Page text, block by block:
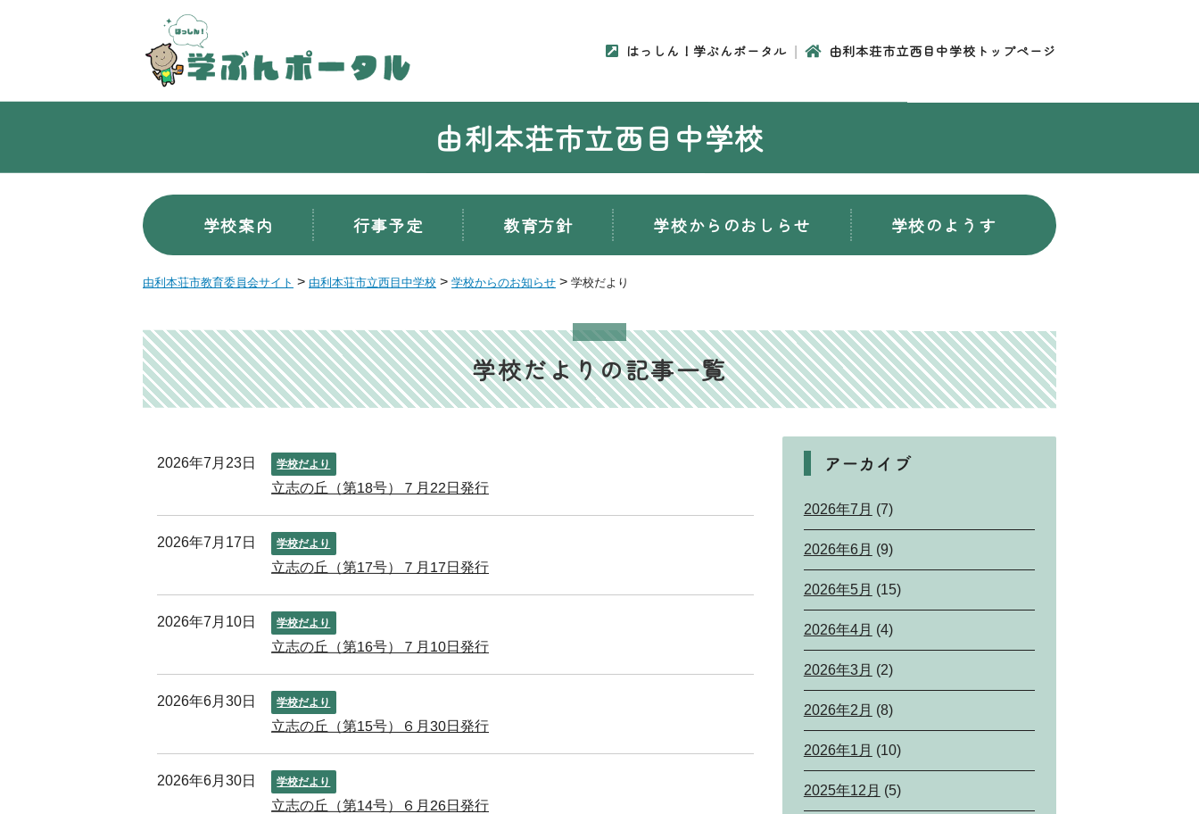
はっしん！学ぶんポータル 由利本荘市立西目中学校トップページ
由利本荘市立西目中学校
学校案内 行事予定 教育方針 学校からのおしらせ 学校のようす
由利本荘市教育委員会サイト > 由利本荘市立西目中学校 > 学校からのお知らせ > 学校だより
学校だよりの記事一覧
2026年7月23日 学校だより
立志の丘（第18号）７月22日発行
2026年7月17日 学校だより
立志の丘（第17号）７月17日発行
2026年7月10日 学校だより
立志の丘（第16号）７月10日発行
2026年6月30日 学校だより
立志の丘（第15号）６月30日発行
2026年6月30日 学校だより
立志の丘（第14号）６月26日発行
アーカイブ
2026年7月 (7)
2026年6月 (9)
2026年5月 (15)
2026年4月 (4)
2026年3月 (2)
2026年2月 (8)
2026年1月 (10)
2025年12月 (5)